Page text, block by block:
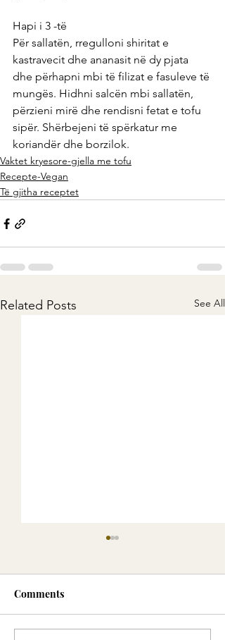
Hapi i 3 -të
Për sallatën, rregulloni shiritat e
kastravecit dhe ananasit në dy pjata
dhe përhapni mbi të filizat e fasuleve të
mungës. Hidhni salcën mbi sallatën,
përzieni mirë dhe rendisni fetat e tofu
sipër. Shërbejeni të spërkatur me
koriandër dhe borzilok.
Vaktet kryesore-gjella me tofu
Recepte-Vegan
Të gjitha receptet
Related Posts See All
Comments